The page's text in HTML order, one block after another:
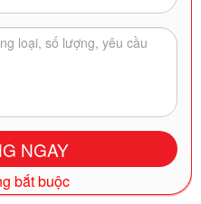
bắt buộc